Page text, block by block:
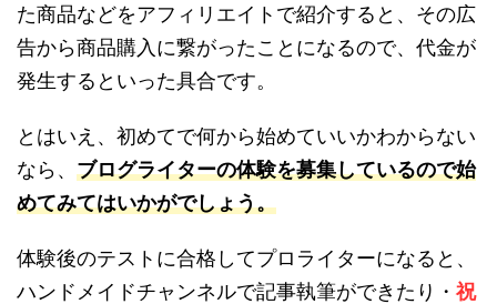
た商品などをアフィリエイトで紹介すると、その広
告から商品購入に繋がったことになるので、代金が
発生するといった具合です。
とはいえ、初めてで何から始めていいかわからない
なら、 ブログライターの体験を募集しているので始
めてみてはいかがでしょう。
体験後のテストに合格してプロライターになると、
ハンドメイドチャンネルで記事執筆ができたり・ 祝